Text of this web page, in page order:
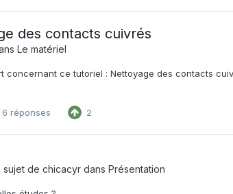
des contacts cuivrés
Le matériel
concernant ce tutoriel : Nettoyage des contacts
6 réponses 2
sujet de chicacyr dans Présentation